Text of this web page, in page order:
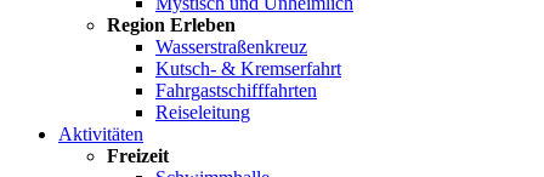
Region Erleben
Wasserstraßenkreuz
Kutsch- & Kremserfahrt
Fahrgastschifffahrten
Reiseleitung
Aktivitäten
Freizeit